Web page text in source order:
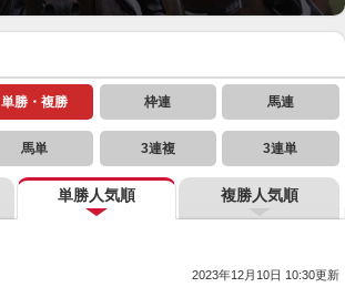
単勝・複勝 枠連 馬連
馬単 3連複 3連単
単勝人気順 複勝人気順
2023年12月10日 10:30更新